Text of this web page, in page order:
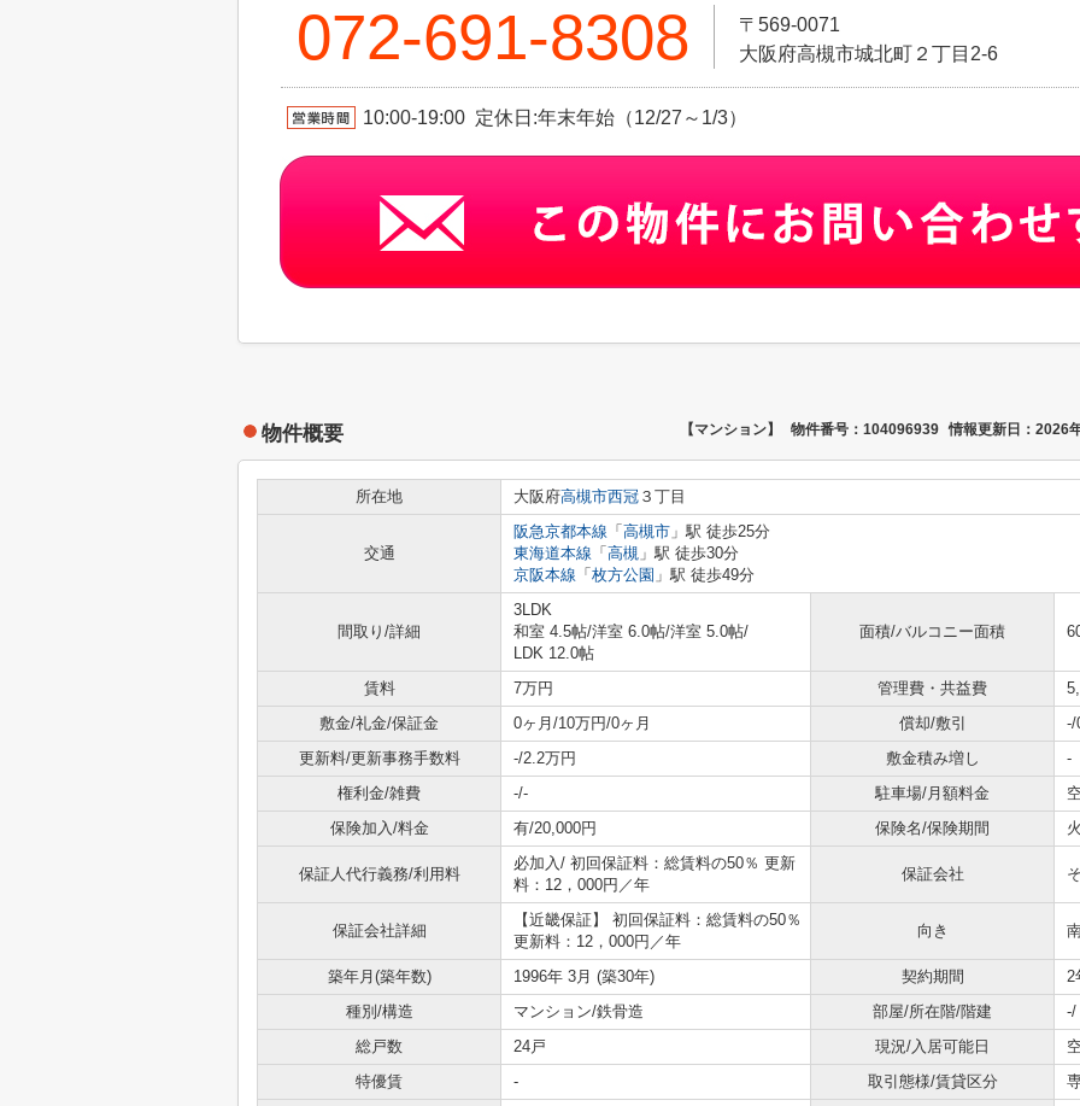
072-691-8308
〒569-0071
大阪府高槻市城北町２丁目2-6
10:00-19:00 定休日:年末年始（12/27～1/3）
物件概要 【マンション】 物件番号：104096939 情報更新日：2026
所在地 大阪府高槻市西冠 ３丁目
交通
阪急京都本線 「 高槻市 」駅 徒歩25分
東海道本線 「 高槻 」駅 徒歩30分
京阪本線 「 枚方公園 」駅 徒歩49分
間取り/詳細
3LDK
和室 4.5帖/洋室 6.0帖/洋室 5.0帖/
LDK 12.0帖
面積/バルコニー面積
賃料 7万円 管理費・共益費
敷金/礼金/保証金
0ヶ月/10万円/0ヶ月 償却/敷引
-/
更新料/更新事務手数料
-/2.2万円 敷金積み増し
-
権利金/雑費
-/- 駐車場/月額料金
保険加入/料金
有/20,000円 保険名/保険期間
保証人代行義務/利用料
必加入/ 初回保証料：総賃料の50％ 更新
料：12，000円／年
保証会社
保証会社詳細
【近畿保証】 初回保証料：総賃料の50％
更新料：12，000円／年
向き
築年月(築年数) 1996年 3月 (築30年) 契約期間
2
種別/構造
マンション/鉄骨造 部屋/所在階/階建
-/
総戸数
24戸 現況/入居可能日
特優賃
- 取引態様/賃貸区分